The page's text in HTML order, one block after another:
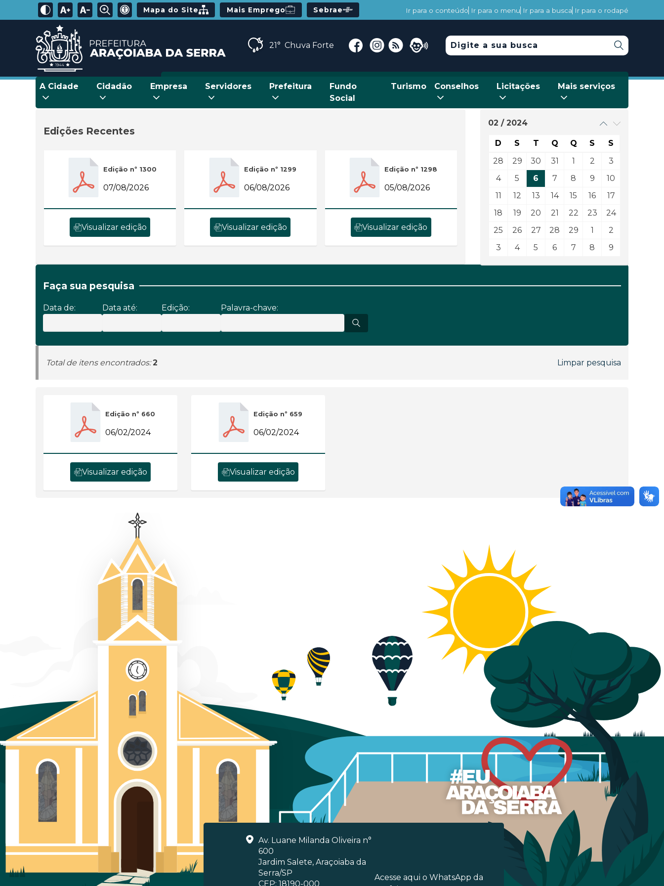
Mapa do Site Mais Emprego Sebrae Ir para o conteúdo Ir para o menu Ir para a busca Ir para o rodapé
21° Chuva Forte
A Cidade Cidadão Empresa Servidores Prefeitura
Fundo
Social
Turismo Conselhos Licitações Mais serviços
Edições Recentes
Edição nº 1300
07/08/2026
Visualizar edição
Edição nº 1299
06/08/2026
Visualizar edição
Edição nº 1298
05/08/2026
Visualizar edição
02 / 2024
D S T Q Q S
S
28
29 30 31 1 2
3
4
5 6 7 8 9
10
11
12 13 14 15 16
17
18
19 20 21 22 23
24
25
26 27 28 29 1
2
3
4 5 6 7 8 9
Faça sua pesquisa
Data de: Data até: Edição: Palavra-chave:
Total de itens encontrados: 2 Limpar pesquisa
Edição nº 660
06/02/2024
Visualizar edição
Edição nº 659
06/02/2024
Visualizar edição
Av. Luane Milanda Oliveira n°
600
Jardim Salete, Araçoiaba da
Serra/SP
CEP: 18190-000
Acesse aqui o WhatsApp da